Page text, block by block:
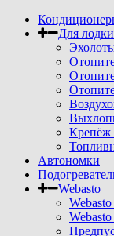
Для лодки
Крепёж
Автономки
Webasto